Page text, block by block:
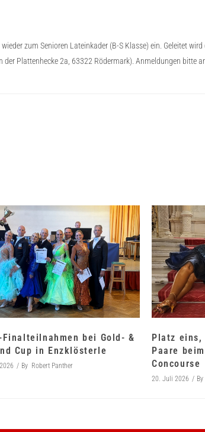
zum Senioren Lateinkader (B-S Klasse) ein. Geleitet
Plattenhecke 2a, 63322 Rödermark). Anmeldungen bitte
Finalteilnahmen bei Gold- &
Cup in Enzklösterle
By Robert Panther
Platz eins,
Paare
Concourse
20. Juli 2026 By